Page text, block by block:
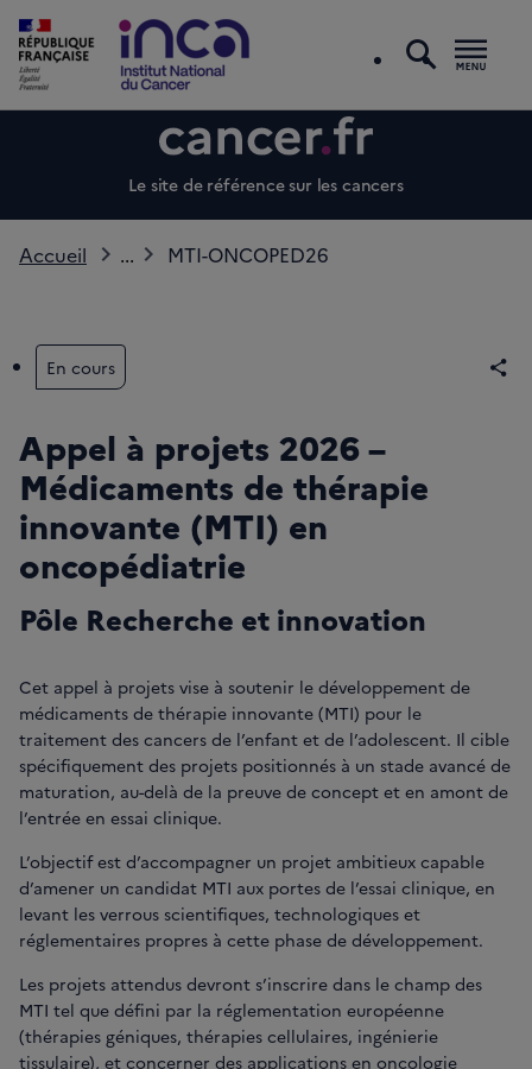
Le site de référence sur les cancers
Accueil ... MTI-ONCOPED26
En cours
Appel à projets 2026 –
Médicaments de thérapie
innovante (MTI) en
oncopédiatrie
Pôle Recherche et innovation
Cet appel à projets vise à soutenir le développement de
médicaments de thérapie innovante (MTI) pour le
traitement des cancers de l’enfant et de l’adolescent. Il cible
spécifiquement des projets positionnés à un stade avancé de
maturation, au-delà de la preuve de concept et en amont de
l’entrée en essai clinique.
L’objectif est d’accompagner un projet ambitieux capable
d’amener un candidat MTI aux portes de l’essai clinique, en
levant les verrous scientifiques, technologiques et
réglementaires propres à cette phase de développement.
Les projets attendus devront s’inscrire dans le champ des
MTI tel que défini par la réglementation européenne
(thérapies géniques, thérapies cellulaires, ingénierie
tissulaire), et concerner des applications en oncologie